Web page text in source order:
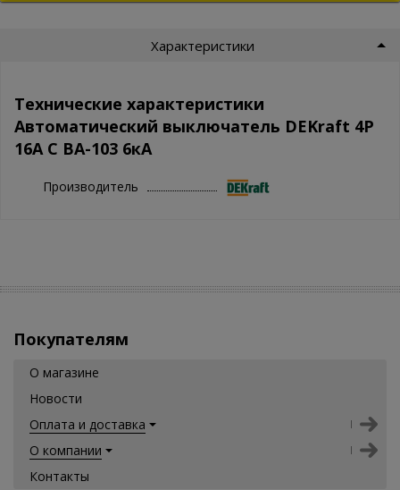
Характеристики
Технические характеристики
Автоматический выключатель DEKraft 4Р
16А C ВА-103 6кА
Производитель
Покупателям
О магазине
Новости
Оплата и доставка
О компании
Контакты